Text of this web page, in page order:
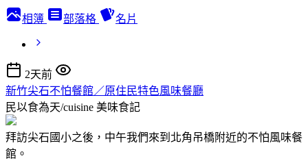
相簿 部落格 名片
2天前
新竹尖石不怕餐館／原住民特色風味餐廳
民以食為天/cuisine 美味食記
拜訪尖石國小之後，中午我們來到北角吊橋附近的不怕風味餐
館。